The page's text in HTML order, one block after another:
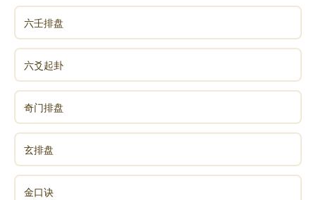
六壬排盘
六爻起卦
奇门排盘
玄排盘
金口诀